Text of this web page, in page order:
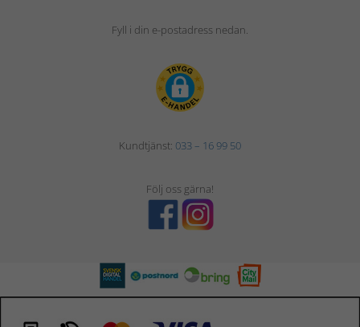
Fyll i din e-postadress nedan.
Kundtjänst: 033 – 16 99 50
Följ oss gärna!